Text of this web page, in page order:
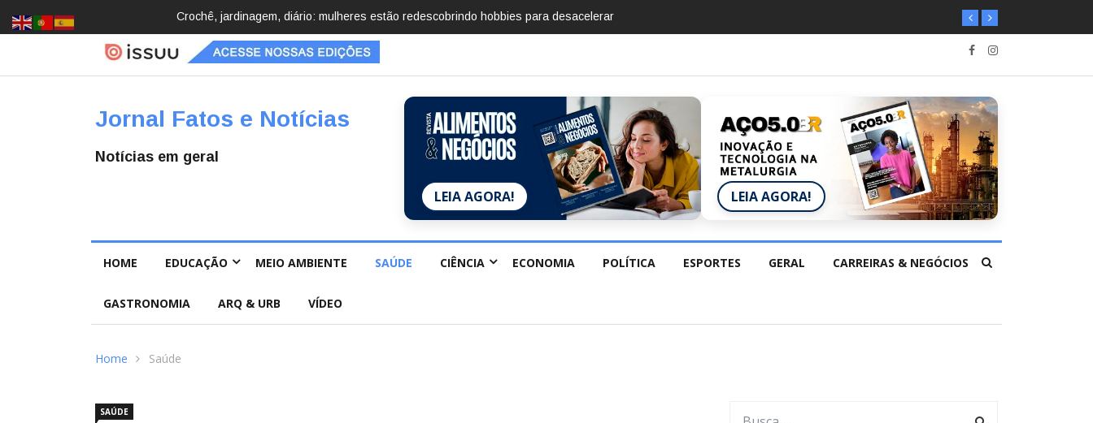
Brasil registra 84,2 mil desaparecimentos em 2025, diz Anuário de Segurança Pública
Jornal Fatos e Notícias
Notícias em geral
LEIA AGORA! LEIA AGORA!
HOME EDUCAÇÃO MEIO AMBIENTE SAÚDE CIÊNCIA ECONOMIA POLÍTICA ESPORTES GERAL CARREIRAS & NEGÓCIOS
GASTRONOMIA ARQ & URB VÍDEO
Home Saúde
SAÚDE